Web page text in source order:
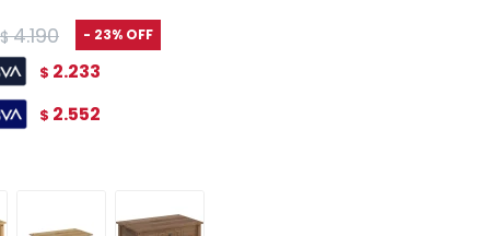
$ 4.190 23
$ 2.233
$ 2.552